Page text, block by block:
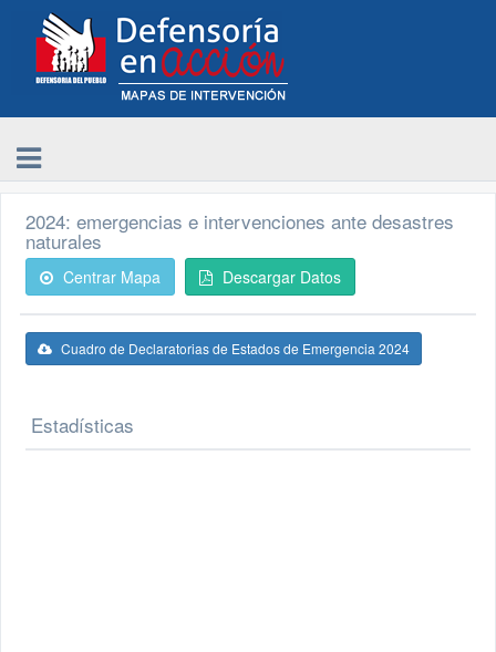
2024: emergencias e intervenciones ante desastres
naturales
Centrar Mapa Descargar Datos
Cuadro de Declaratorias de Estados de Emergencia 2024
Estadísticas